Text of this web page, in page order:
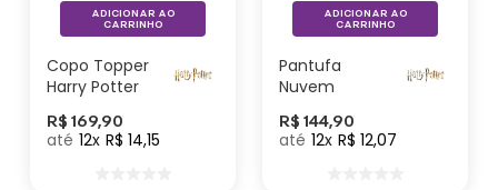
Copo Topper
Harry Potter
R$ 169,90
12 R$ 14,15
ADICIONAR AO
CARRINHO
Pantufa
Nuvem
Harry Potter
R$ 144,90
12 R$ 12,07
ADICIONAR AO
CARRINHO